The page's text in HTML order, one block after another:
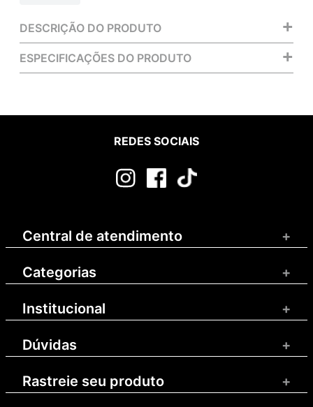
DESCRIÇÃO DO PRODUTO +
ESPECIFICAÇÕES DO PRODUTO +
REDES SOCIAIS
Central de atendimento +
Categorias +
Institucional +
Dúvidas +
Rastreie seu produto +